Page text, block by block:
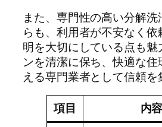
また、専門性の高い分解
らも、利用者が不安なく
明を大切にしている点も魅
ンを清潔に保ち、快適な
える専門業者として信頼を
項目 内容